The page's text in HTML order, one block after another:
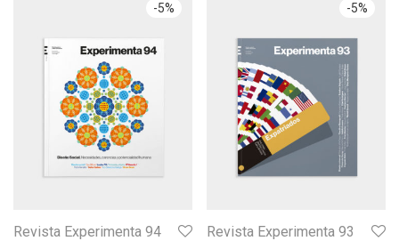
-5%
Revista Experimenta 94
-5%
Revista Experimenta 93